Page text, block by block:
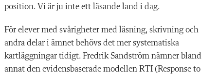
position. Vi är ju inte ett läsande land i dag.
För elever med svårigheter med läsning, skrivning och
andra delar i ämnet behövs det mer systematiska
kartläggningar tidigt. Fredrik Sandström nämner bland
annat den evidensbaserade modellen RTI (Response to